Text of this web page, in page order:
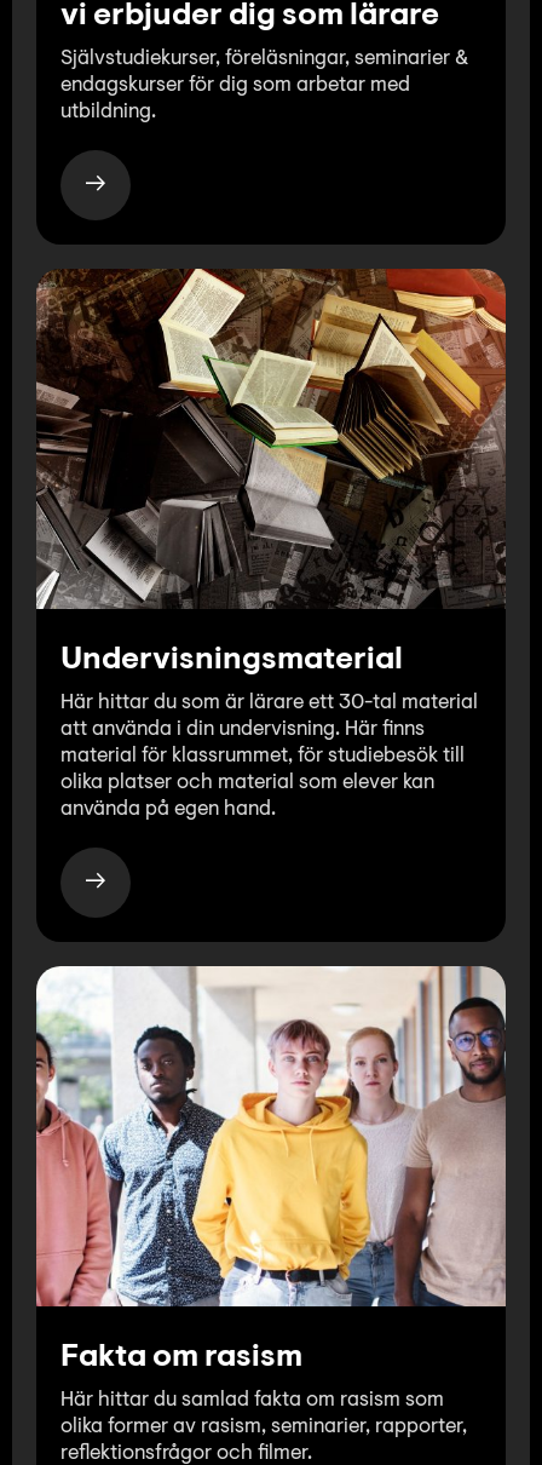
vi erbjuder dig som lärare
Självstudiekurser, föreläsningar, seminarier &
endagskurser för dig som arbetar med
utbildning.
Undervisningsmaterial
Här hittar du som är lärare ett 30-tal material
att använda i din undervisning. Här finns
material för klassrummet, för studiebesök till
olika platser och material som elever kan
använda på egen hand.
Fakta om rasism
Här hittar du samlad fakta om rasism som
olika former av rasism, seminarier, rapporter,
reflektionsfrågor och filmer.